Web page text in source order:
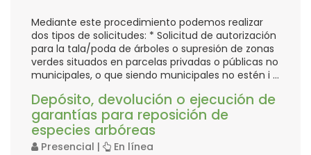
Mediante este procedimiento podemos realizar
dos tipos de solicitudes: * Solicitud de autorización
para la tala/poda de árboles o supresión de zonas
verdes situados en parcelas privadas o públicas no
municipales, o que siendo municipales no estén i ...
Depósito, devolución o ejecución de
garantías para reposición de
especies arbóreas
Presencial | En línea